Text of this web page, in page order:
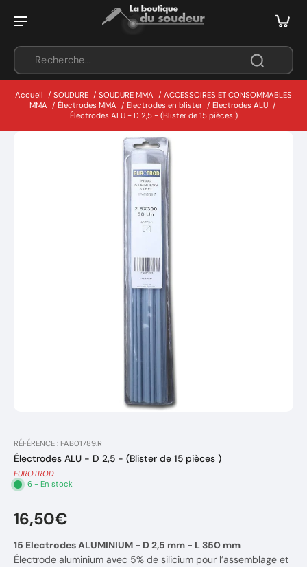
Accueil / SOUDURE / SOUDURE MMA / ACCESSOIRES ET CONSOMMABLES
MMA / Électrodes MMA / Electrodes en blister / Electrodes ALU /
Électrodes ALU - D 2,5 - (Blister de 15 pièces )
RÉFÉRENCE : FAB01789.R
Électrodes ALU - D 2,5 - (Blister de 15 pièces )
EUROTROD
6 - En stock
16,50€
15 Electrodes ALUMINIUM - D 2,5 mm - L 350 mm
Électrode aluminium avec 5% de silicium pour l’assemblage et